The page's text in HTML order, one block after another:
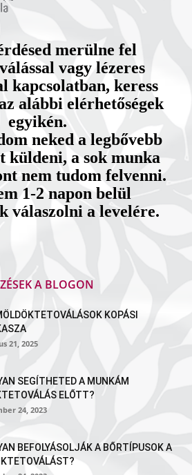
merülne fel
vagy lézeres
kapcsolatban, keress
alábbi elérhetőségek
egyikén.
neked a legbővebb
küldeni, a sok munka
nem tudom felvenni.
1-2 napon belül
válaszolni a levelére.
A BLOGON
KOPÁSI
21, 2025
SEGÍTHETED A MUNKÁM
ELŐTT?
24, 2023
BEFOLYÁSOLJÁK A BŐRTÍPUSOK A